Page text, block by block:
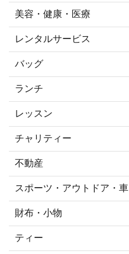
美容・健康・医療
レンタルサービス
バッグ
ランチ
レッスン
チャリティー
不動産
スポーツ・アウトドア・車
財布・小物
ティー